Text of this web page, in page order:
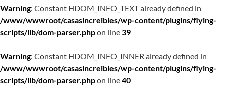
Warning: Constant HDOM_INFO_TEXT already defined in
/www/wwwroot/casasincreibles/wp-content/plugins/flying-
scripts/lib/dom-parser.phpon line39
Warning: Constant HDOM_INFO_INNER already defined in
/www/wwwroot/casasincreibles/wp-content/plugins/flying-
scripts/lib/dom-parser.phpon line40